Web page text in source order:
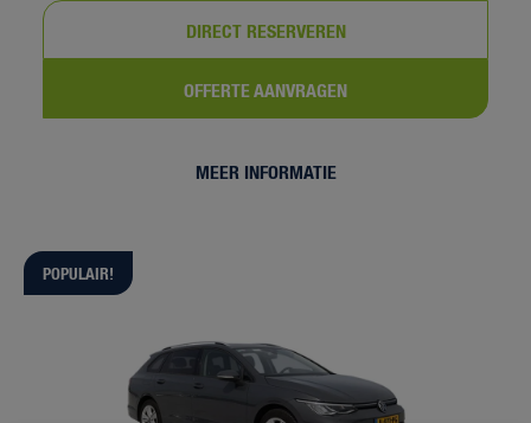
DIRECT RESERVEREN
OFFERTE AANVRAGEN
MEER INFORMATIE
POPULAIR!